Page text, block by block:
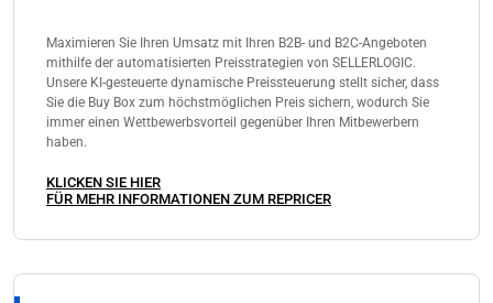
Maximieren Sie Ihren Umsatz mit Ihren B2B- und B2C-Angeboten
mithilfe der automatisierten Preisstrategien von SELLERLOGIC.
Unsere KI-gesteuerte dynamische Preissteuerung stellt sicher, dass
Sie die Buy Box zum höchstmöglichen Preis sichern, wodurch Sie
immer einen Wettbewerbsvorteil gegenüber Ihren Mitbewerbern
haben.
KLICKEN SIE HIER
FÜR MEHR INFORMATIONEN ZUM REPRICER